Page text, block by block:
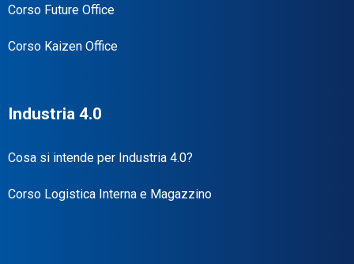
Corso Future Office
Corso Kaizen Office
Industria 4.0
Cosa si intende per Industria 4.0?
Corso Logistica Interna e Magazzino